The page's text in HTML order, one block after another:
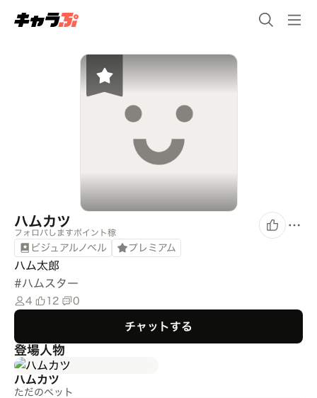
ハムカツ
フォロバしますポイント稼
ビジュアルノベル プレミアム
ハム太郎
#ハムスター
4 12 0
チャットする
登場人物
ハムカツ
ただのペット